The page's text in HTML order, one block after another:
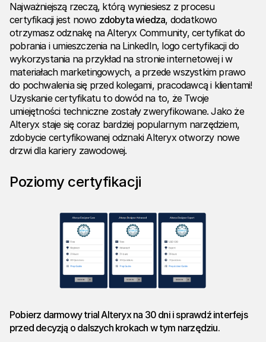
Najważniejszą rzeczą, którą wyniesiesz z procesu
certyfikacji jest nowo zdobyta wiedza, dodatkowo
otrzymasz odznakę na Alteryx Community, certyfikat do
pobrania i umieszczenia na LinkedIn, logo certyfikacji do
wykorzystania na przykład na stronie internetowej i w
materiałach marketingowych, a przede wszystkim prawo
do pochwalenia się przed kolegami, pracodawcą i klientami!
Uzyskanie certyfikatu to dowód na to, że Twoje
umiejętności techniczne zostały zweryfikowane. Jako że
Alteryx staje się coraz bardziej popularnym narzędziem,
zdobycie certyfikowanej odznaki Alteryx otworzy nowe
drzwi dla kariery zawodowej.
Poziomy certyfikacji
Pobierz darmowy trial Alteryx na 30 dni i sprawdź interfejs
przed decyzją o dalszych krokach w tym narzędziu.